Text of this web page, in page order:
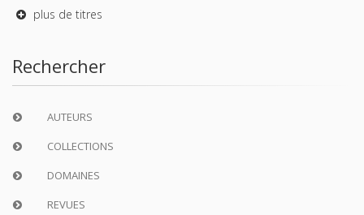
plus de titres
Rechercher
AUTEURS
COLLECTIONS
DOMAINES
REVUES